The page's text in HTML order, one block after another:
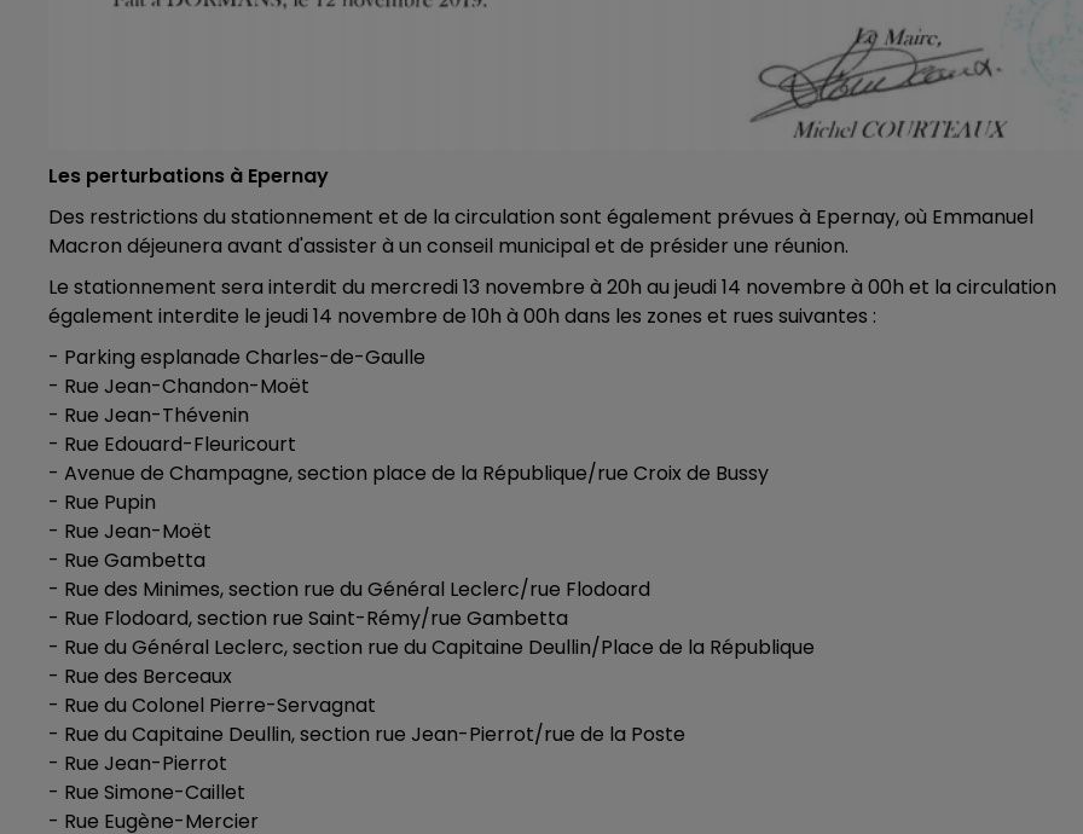
Les perturbations à Epernay
Des restrictions du stationnement et de la circulation sont également prévues à Epernay, où Emmanuel
Macron déjeunera avant d'assister à un conseil municipal et de présider une réunion.
Le stationnement sera interdit du mercredi 13 novembre à 20h au jeudi 14 novembre à 00h et la circulation
également interdite le jeudi 14 novembre de 10h à 00h dans les zones et rues suivantes :
- Parking esplanade Charles-de-Gaulle
- Rue Jean-Chandon-Moët
- Rue Jean-Thévenin
- Rue Edouard-Fleuricourt
- Avenue de Champagne, section place de la République/rue Croix de Bussy
- Rue Pupin
- Rue Jean-Moët
- Rue Gambetta
- Rue des Minimes, section rue du Général Leclerc/rue Flodoard
- Rue Flodoard, section rue Saint-Rémy/rue Gambetta
- Rue du Général Leclerc, section rue du Capitaine Deullin/Place de la République
- Rue des Berceaux
- Rue du Colonel Pierre-Servagnat
- Rue du Capitaine Deullin, section rue Jean-Pierrot/rue de la Poste
- Rue Jean-Pierrot
- Rue Simone-Caillet
- Rue Eugène-Mercier